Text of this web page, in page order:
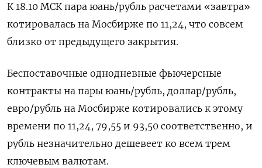
К 18.10 МСК пара юань/рубль расчетами «завтра»
котировалась на Мосбирже по 11,24, что совсем
близко от предыдущего закрытия.
Беспоставочные однодневные фьючерсные
контракты на пары юань/рубль, доллар/рубль,
евро/рубль на Мосбирже котировались к этому
времени по 11,24, 79,55 и 93,50 соответственно, и
рубль незначительно дешевеет ко всем трем
ключевым валютам.